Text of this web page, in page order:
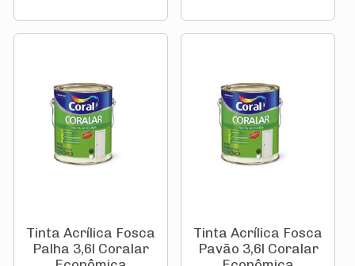
Tinta Acrílica Fosca
Palha 3,6l Coralar
Tinta Acrílica Fosca
Pavão 3,6l Coralar